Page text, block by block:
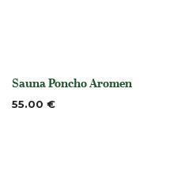
None
Sauna Poncho Aromen
55.00 €